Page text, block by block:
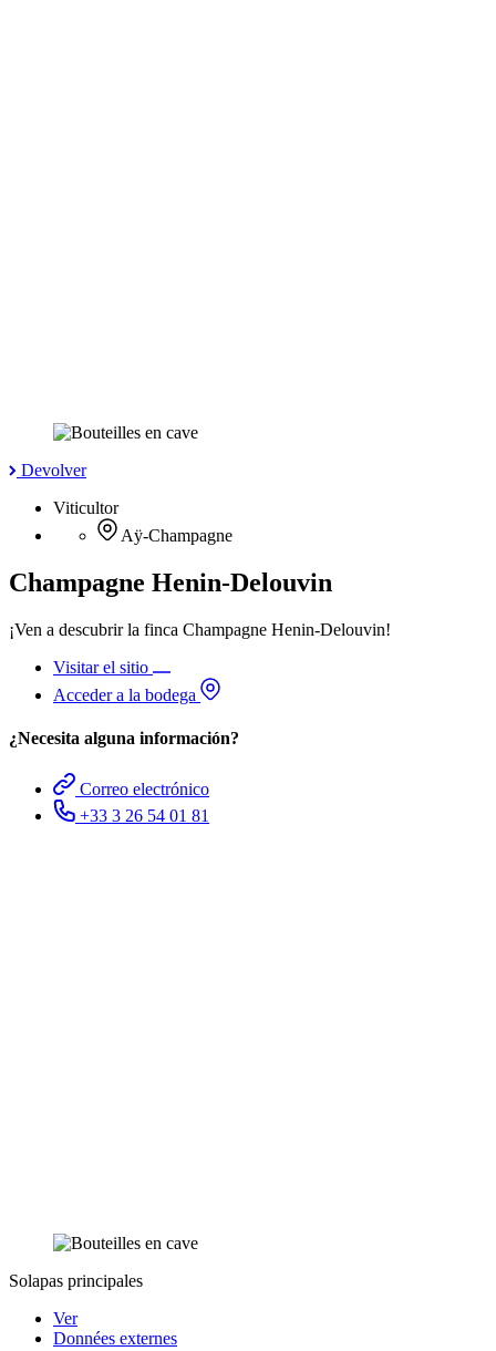
Devolver
Viticultor
Aÿ-Champagne
Champagne Henin-Delouvin
¡Ven a descubrir la finca Champagne Henin-Delouvin!
Visitar el sitio
Acceder a la bodega
¿Necesita alguna información?
Correo electrónico
+33 3 26 54 01 81
Solapas principales
Ver
Données externes